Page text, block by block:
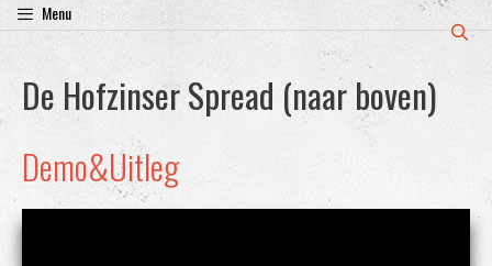
Menu
De Hofzinser Spread (naar boven)
Demo&Uitleg
Video